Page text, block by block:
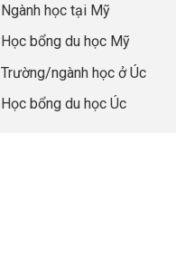
chọn
sai
sự
nghiệp
Ngành học tại Mỹ
Học bổng du học Mỹ
Trường/ngành học ở Úc
Học bổng du học Úc